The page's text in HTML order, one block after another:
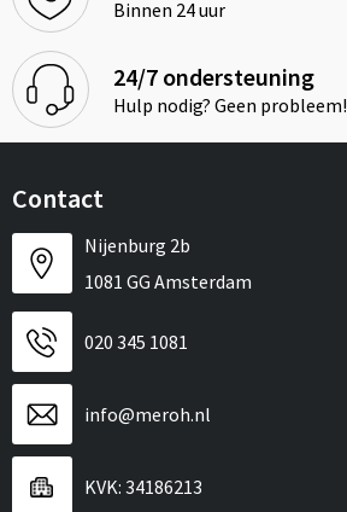
Binnen 24 uur
24/7 ondersteuning
Hulp nodig? Geen probleem!
Contact
Nijenburg 2b
1081 GG Amsterdam
020 345 1081
info@meroh.nl
KVK: 34186213